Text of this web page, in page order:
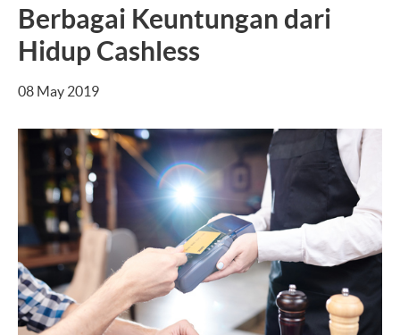
Berbagai Keuntungan dari
Hidup Cashless
08 May 2019